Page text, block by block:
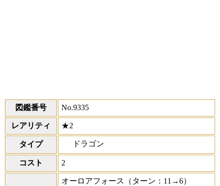
図鑑番号 No.9335
レアリティ ★2
タイプ ドラゴン
コスト 2
オーロアフォース
（ターン：11→6）